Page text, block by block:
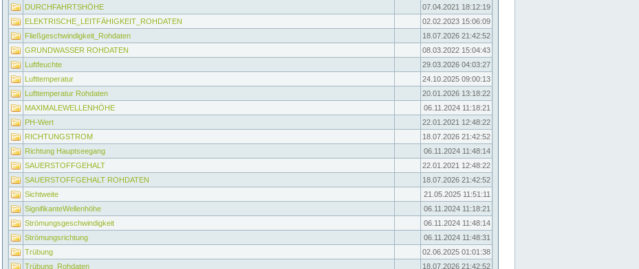
DURCHFAHRTSHÖHE
07.04.2021 18:12:19
ELEKTRISCHE_LEITFÄHIGKEIT_ROHDATEN
02.02.2023 15:06:09
Fließgeschwindigkeit_Rohdaten
18.07.2026 21:42:52
GRUNDWASSER ROHDATEN
08.03.2022 15:04:43
Luftfeuchte
29.03.2026 04:03:27
Lufttemperatur
24.10.2025 09:00:13
Lufttemperatur Rohdaten
20.01.2026 13:18:22
MAXIMALEWELLENHÖHE
06.11.2024 11:18:21
PH-Wert
22.01.2021 12:48:22
RICHTUNGSTROM
18.07.2026 21:42:52
Richtung Hauptseegang
06.11.2024 11:48:14
SAUERSTOFFGEHALT
22.01.2021 12:48:22
SAUERSTOFFGEHALT ROHDATEN
18.07.2026 21:42:52
Sichtweite
21.05.2025 11:51:11
SignifikanteWellenhöhe
06.11.2024 11:18:21
Strömungsgeschwindigkeit
06.11.2024 11:48:14
Strömungsrichtung
06.11.2024 11:48:31
Trübung
02.06.2025 01:01:38
Trübung_Rohdaten
18.07.2026 21:42:52